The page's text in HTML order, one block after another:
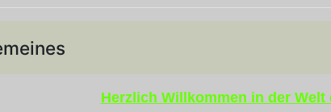
Herzlich Willkommen in der Welt